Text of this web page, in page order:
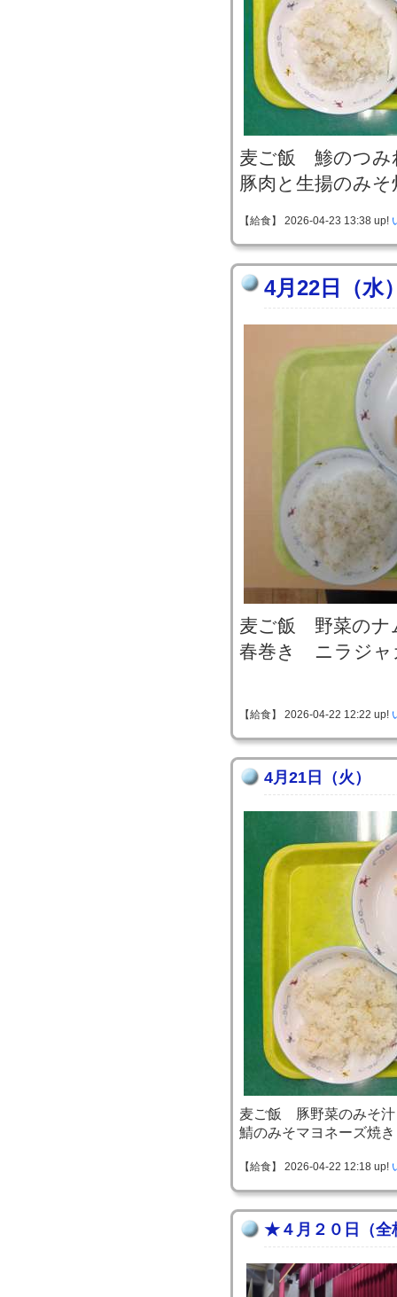
麦ご飯 鯵のつみ
豚肉と生揚のみそ
【給食】 2026-04-23 13:38 up!
4月22日（水
麦ご飯 野菜のナ
春巻き ニラジャ
【給食】 2026-04-22 12:22 up!
4月21日（火）
麦ご飯 豚野菜のみそ汁
鯖のみそマヨネーズ焼
【給食】 2026-04-22 12:18 up!
★４月２０日（全